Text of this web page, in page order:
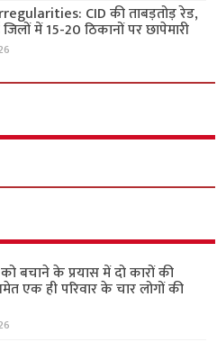
CID की ताबड़तोड़ रेड,
में 15-20 ठिकानों पर छापेमारी
बचाने के प्रयास में दो कारों की
एक ही परिवार के चार लोगों की